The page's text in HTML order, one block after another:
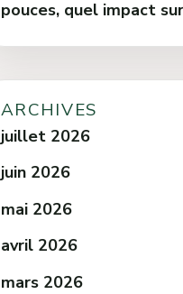
pouces, quel impact
ARCHIVES
juillet 2026
juin 2026
mai 2026
avril 2026
mars 2026